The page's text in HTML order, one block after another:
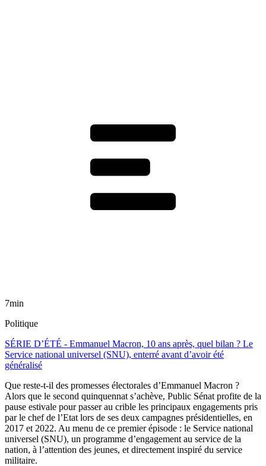
7min
Politique
SÉRIE D’ÉTÉ - Emmanuel Macron, 10 ans après, quel bilan ? Le
Service national universel (SNU), enterré avant d’avoir été
généralisé
Que reste-t-il des promesses électorales d’Emmanuel Macron ?
Alors que le second quinquennat s’achève, Public Sénat profite de la
pause estivale pour passer au crible les principaux engagements pris
par le chef de l’Etat lors de ses deux campagnes présidentielles, en
2017 et 2022. Au menu de ce premier épisode : le Service national
universel (SNU), un programme d’engagement au service de la
nation, à l’attention des jeunes, et directement inspiré du service
militaire.